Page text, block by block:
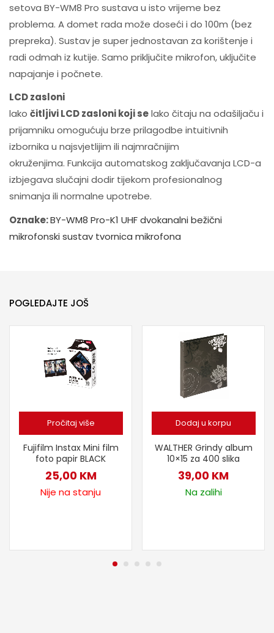
setova BY-WM8 Pro sustava u isto vrijeme bez
problema. A domet rada može doseći i do 100m (bez
prepreka). Sustav je super jednostavan za korištenje i
radi odmah iz kutije. Samo priključite mikrofon, uključite
napajanje i počnete.
LCD zasloni
lako čitljivi LCD zasloni koji selako čitaju na odašiljaču i
prijamniku omogućuju brze prilagodbe intuitivnih
izbornika u najsvjetlijim ili najmračnijim
okruženjima. Funkcija automatskog zaključavanja LCD-a
izbjegava slučajni dodir tijekom profesionalnog
snimanja ili normalne upotrebe.
Oznake:BY-WM8 Pro-K1 UHF dvokanalni bežični
mikrofonski sustav tvornica mikrofona
POGLEDAJTE JOŠ
Pročitaj više
Fujifilm Instax Mini film
foto papir BLACK
25,00 KM
Nije na stanju
Dodaj u korpu
WALTHER Grindy album
10×15 za 400 slika
39,00 KM
Na zalihi